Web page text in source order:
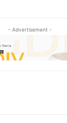
- Advertisement -